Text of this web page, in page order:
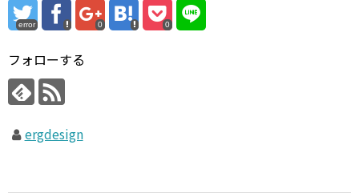
error 0 0
フォローする
ergdesign